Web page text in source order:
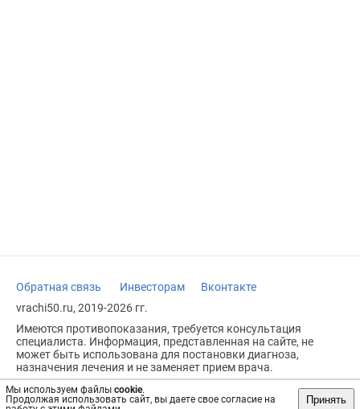
Мы используем файлы cookie.
Продолжая использовать сайт, вы даете свое согласие на
Принять
Обратная связь Инвесторам
Вконтакте
vrachi50.ru, 2019-2026 гг.
Имеются противопоказания, требуется консультация
специалиста. Информация, представленная на сайте, не
может быть использована для постановки диагноза,
назначения лечения и не заменяет прием врача.
Возрастное ограничение: 18+